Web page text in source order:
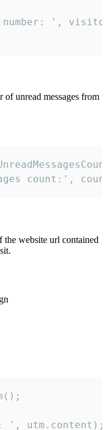
',
unread messages from
count:',
website url contained
', utm.content);